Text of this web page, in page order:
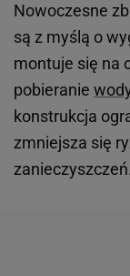
Nowoczesne
są z myślą o
montuje się na
pobieranie
konstrukcja
zmniejsza się
zanieczyszczeń.